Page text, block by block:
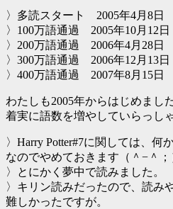
〉多読スタート 2005年4月8日
〉100万語通過 2005年10月12日
〉200万語通過 2006年4月28日
〉300万語通過 2006年12月13日
〉400万語通過 2007年8月15日
わたしも2005年からはじめまし
着実に語数を増やしていらっし
〉Harry Potter#7に関しては、何
なのでやめておきます（＾−＾；
〉とにかく夢中で読みました。
〉キリン読みだったので、読み
難しかったですが。